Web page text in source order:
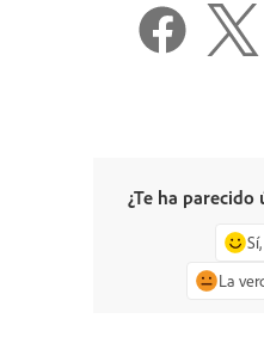
¿Te ha parecido
La